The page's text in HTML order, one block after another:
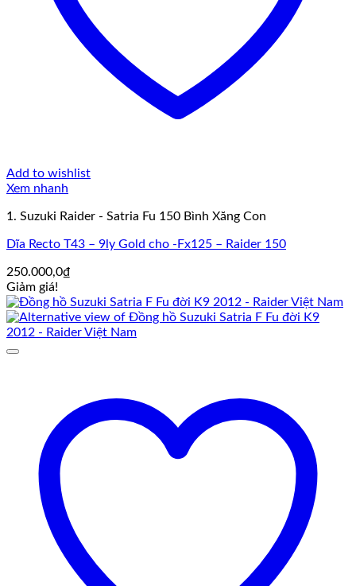
Add to wishlist
Xem nhanh
1. Suzuki Raider - Satria Fu 150 Bình Xăng Con
Dĩa Recto T43 – 9ly Gold cho -Fx125 – Raider 150
250.000,0₫
Giảm giá!